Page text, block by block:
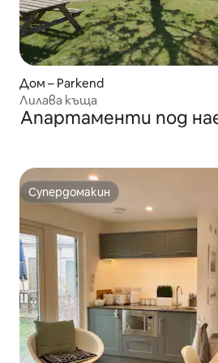
Дом – Parkend
Лилава къща
Апартаменти под
Супердомакин
Супердомакин